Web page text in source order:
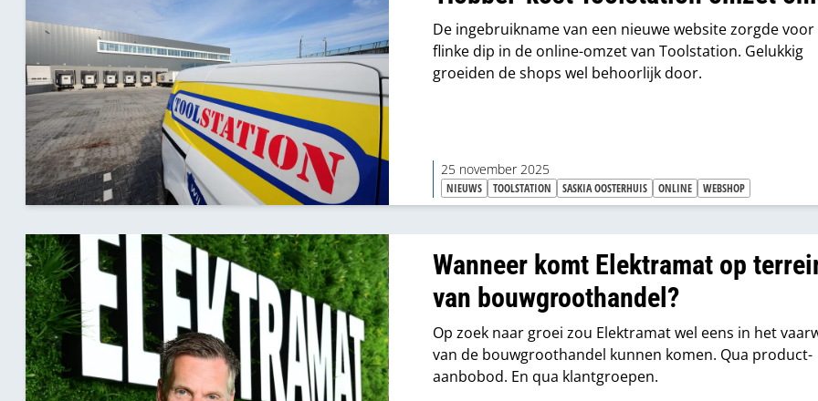
De ingebruikname van een nieuwe website zorgde voor
flinke dip in de online-omzet van Toolstation. Gelukkig
groeiden de shops wel behoorlijk door.
25 november 2025
NIEUWS TOOLSTATION SASKIA OOSTERHUIS ONLINE WEBSHOP
Wanneer komt Elektramat op
van bouwgroothandel?
Op zoek naar groei zou Elektramat wel eens in het
van de bouwgroothandel kunnen komen. Qua product-
aanbobod. En qua klantgroepen.